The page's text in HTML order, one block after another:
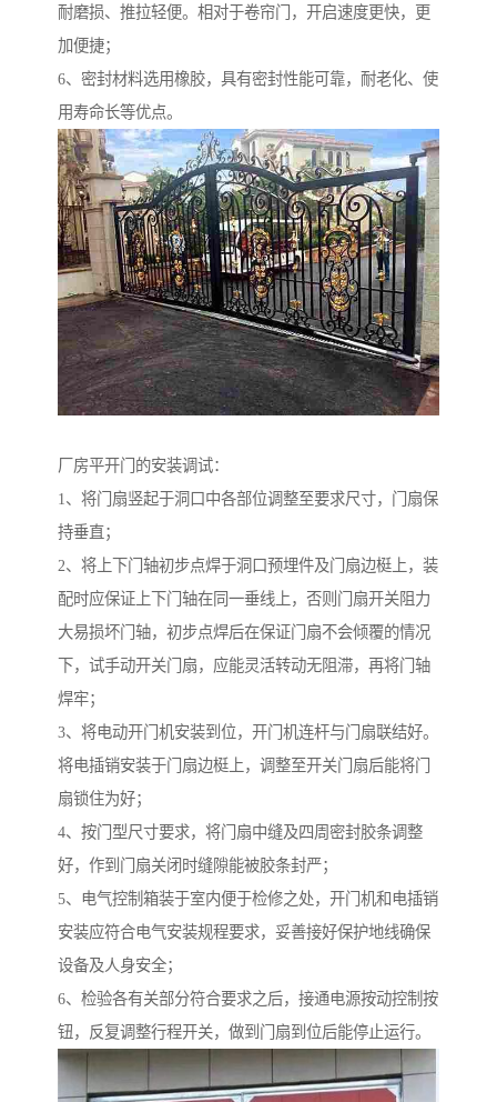
耐磨损、推拉轻便。相对于卷帘门，开启速度更快，更
加便捷；
6、密封材料选用橡胶，具有密封性能可靠，耐老化、使
用寿命长等优点。
厂房平开门的安装调试：
1、将门扇竖起于洞口中各部位调整至要求尺寸，门扇保
持垂直；
2、将上下门轴初步点焊于洞口预埋件及门扇边梃上，装
配时应保证上下门轴在同一垂线上，否则门扇开关阻力
大易损坏门轴，初步点焊后在保证门扇不会倾覆的情况
下，试手动开关门扇，应能灵活转动无阻滞，再将门轴
焊牢；
3、将电动开门机安装到位，开门机连杆与门扇联结好。
将电插销安装于门扇边梃上，调整至开关门扇后能将门
扇锁住为好；
4、按门型尺寸要求，将门扇中缝及四周密封胶条调整
好，作到门扇关闭时缝隙能被胶条封严；
5、电气控制箱装于室内便于检修之处，开门机和电插销
安装应符合电气安装规程要求，妥善接好保护地线确保
设备及人身安全；
6、检验各有关部分符合要求之后，接通电源按动控制按
钮，反复调整行程开关，做到门扇到位后能停止运行。